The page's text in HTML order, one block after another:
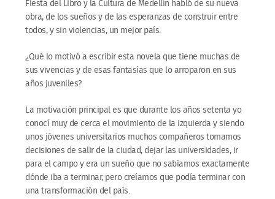
Fiesta del Libro y la Cultura de Medellín habló de su nueva
obra, de los sueños y de las esperanzas de construir entre
todos, y sin violencias, un mejor país.
¿Qué lo motivó a escribir esta novela que tiene muchas de
sus vivencias y de esas fantasías que lo arroparon en sus
años juveniles?
La motivación principal es que durante los años setenta yo
conocí muy de cerca el movimiento de la izquierda y siendo
unos jóvenes universitarios muchos compañeros tomamos
decisiones de salir de la ciudad, dejar las universidades, ir
para el campo y era un sueño que no sabíamos exactamente
dónde iba a terminar, pero creíamos que podía terminar con
una transformación del país.